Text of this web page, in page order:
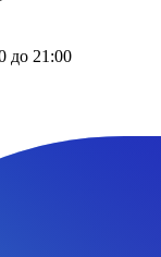
до 21:00